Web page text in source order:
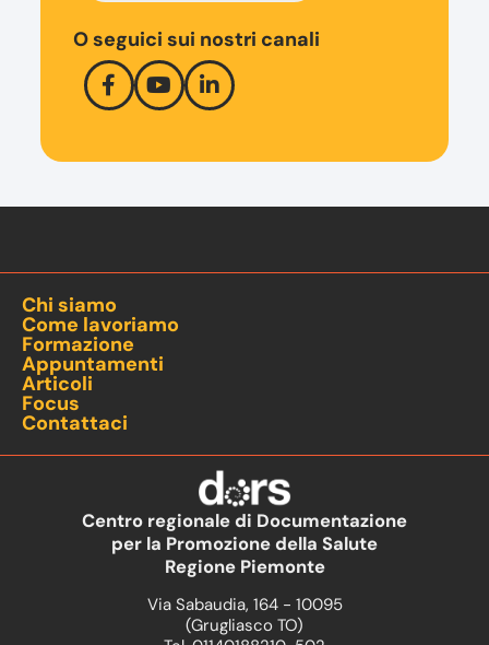
O seguici sui nostri canali
Chi siamo
Come lavoriamo
Formazione
Appuntamenti
Articoli
Focus
Contattaci
Centro regionale di Documentazione
per la Promozione della Salute
Regione Piemonte
Via Sabaudia, 164 - 10095
(Grugliasco TO)